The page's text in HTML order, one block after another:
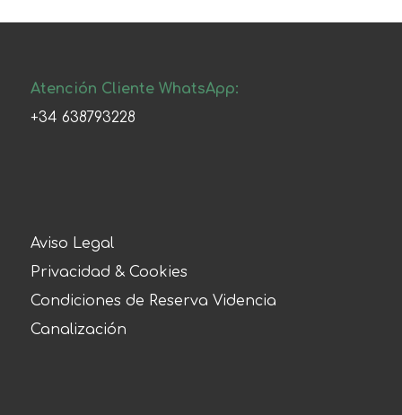
Atención Cliente WhatsApp:
+34 638793228
Aviso Legal
Privacidad & Cookies
Condiciones de Reserva Videncia
Canalización